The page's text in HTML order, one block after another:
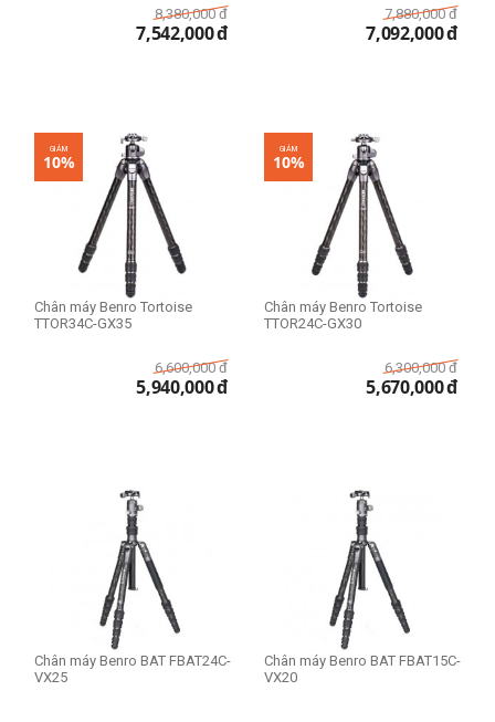
8,380,000 đ
7,542,000đ
7,880,000 đ
7,092,000đ
GIẢM
10%
Chân máy Benro Tortoise
TTOR34C-GX35
6,600,000 đ
5,940,000đ
GIẢM
10%
Chân máy Benro Tortoise
TTOR24C-GX30
6,300,000 đ
5,670,000đ
Chân máy Benro BAT FBAT24C-
VX25
Chân máy Benro BAT FBAT15C-
VX20